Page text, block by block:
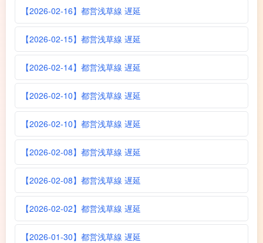
【2026-02-16】都営浅草線 遅延
【2026-02-15】都営浅草線 遅延
【2026-02-14】都営浅草線 遅延
【2026-02-10】都営浅草線 遅延
【2026-02-10】都営浅草線 遅延
【2026-02-08】都営浅草線 遅延
【2026-02-08】都営浅草線 遅延
【2026-02-02】都営浅草線 遅延
【2026-01-30】都営浅草線 遅延